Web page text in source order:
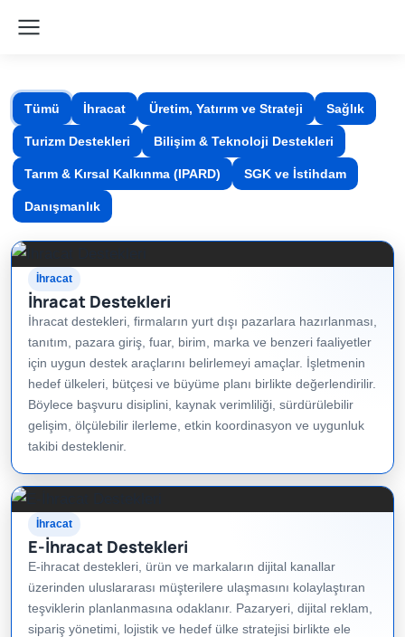
Tümü İhracat Üretim, Yatırım ve Strateji Sağlık
Turizm Destekleri Bilişim & Teknoloji Destekleri
Tarım & Kırsal Kalkınma (IPARD) SGK ve İstihdam
Danışmanlık
İhracat
İhracat Destekleri
İhracat destekleri, firmaların yurt dışı pazarlara hazırlanması,
tanıtım, pazara giriş, fuar, birim, marka ve benzeri faaliyetler
için uygun destek araçlarını belirlemeyi amaçlar. İşletmenin
hedef ülkeleri, bütçesi ve büyüme planı birlikte değerlendirilir.
Böylece başvuru disiplini, kaynak verimliliği, sürdürülebilir
gelişim, ölçülebilir ilerleme, etkin koordinasyon ve uygunluk
takibi desteklenir.
İhracat
E-İhracat Destekleri
E-ihracat destekleri, ürün ve markaların dijital kanallar
üzerinden uluslararası müşterilere ulaşmasını kolaylaştıran
teşviklerin planlanmasına odaklanır. Pazaryeri, dijital reklam,
sipariş yönetimi, lojistik ve hedef ülke stratejisi birlikte ele